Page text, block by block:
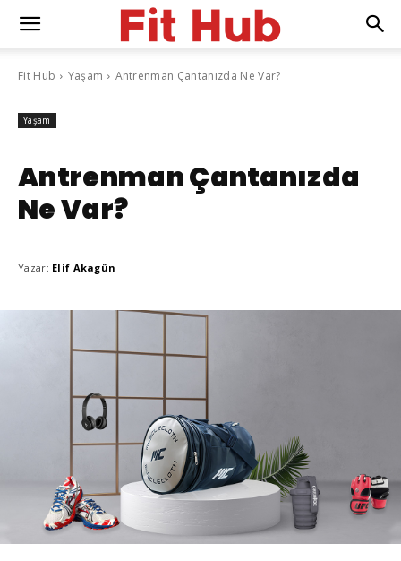
Fit Hub Yaşam Antrenman Çantanızda Ne Var?
Yaşam
Antrenman Çantanızda
Ne Var?
Yazar: Elif Akagün